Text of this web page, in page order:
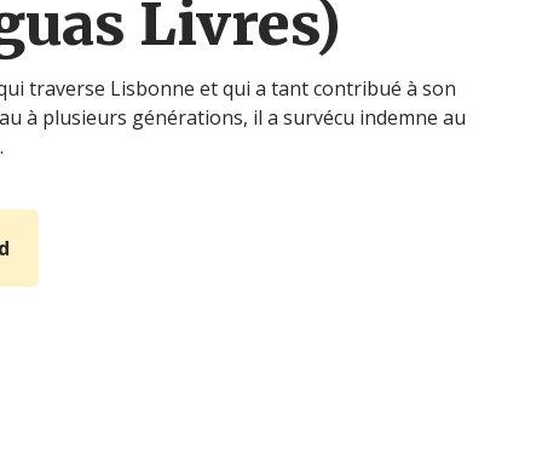
Livres)
traverse Lisbonne et qui a tant contribué à son
à plusieurs générations, il a survécu indemne au